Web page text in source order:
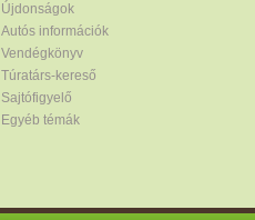
Újdonságok
Autós információk
Vendégkönyv
Túratárs-kereső
Sajtófigyelő
Egyéb témák